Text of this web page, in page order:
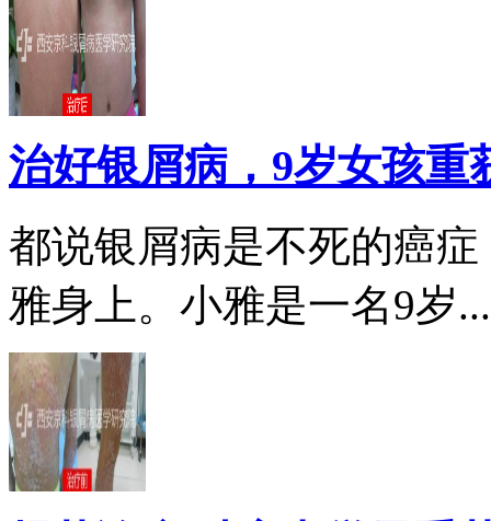
治好银屑病，9岁女孩重
都说银屑病是不死的癌
雅身上。小雅是一名9岁...